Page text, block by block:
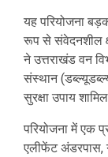
यह परियोजना
रूप से संवेदनशील
ने उत्तराखंड वन
संस्थान
सुरक्षा उपाय
परियोजना में एक
एलीफेंट अंडरपास,